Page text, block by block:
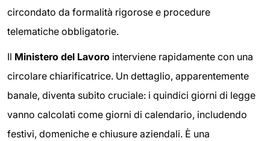
circondato da formalità rigorose e procedure
telematiche obbligatorie.
Il Ministero del Lavoro interviene rapidamente con una
circolare chiarificatrice. Un dettaglio, apparentemente
banale, diventa subito cruciale: i quindici giorni di legge
vanno calcolati come giorni di calendario, includendo
festivi, domeniche e chiusure aziendali. È una